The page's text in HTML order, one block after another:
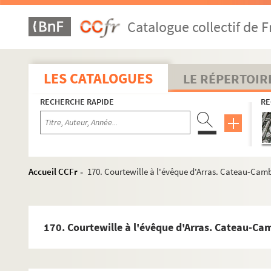
Catalogue collectif de
LES CATALOGUES LE
RECHERCHE RAPIDE
Accueil CCFr >
170. Courtewille à l'évêque d'Arras. Cateau-
170. Courtewille à l'évêque d'Arras. Cateau-
147. Le sr de Warluzel aux plénipotentiaires espagnols.
147 v°. Le maréchal de Saint-André aux
148. Le connétable de Montmorency à l'évêque d'Arras.
148 v°. Le roi Philippe II à l'évêque d'Arras. Groenendale,
149 v°. Le grand-prieur de Castille, Antonio de Tolède,
150. Le connétable de Montmorency à l'évêque d'Arras.
151. Le connétable de Montmorency à l'évêque d'Arras.
152. Le roi Philippe II au sr de Famars, lieutenant de la
154 v°. Le connétable de Montmorency au sr de